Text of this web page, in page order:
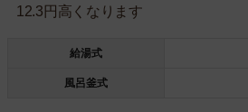
12.3円高くなります
給湯式
風呂釜式